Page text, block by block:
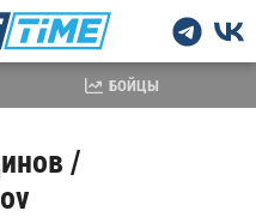
/
БОЙЦЫ